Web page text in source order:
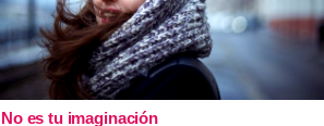
No es tu imaginación